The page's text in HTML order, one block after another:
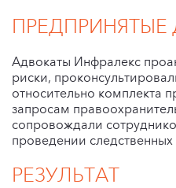
ПРЕДПРИНЯТЫЕ
Адвокаты Инфралекс
риски,
относительно комплекта
запросам
сопровождали
проведении следственных
РЕЗУЛЬТАТ